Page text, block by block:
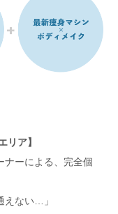
ア】
ナーによる、完全個
えない…」